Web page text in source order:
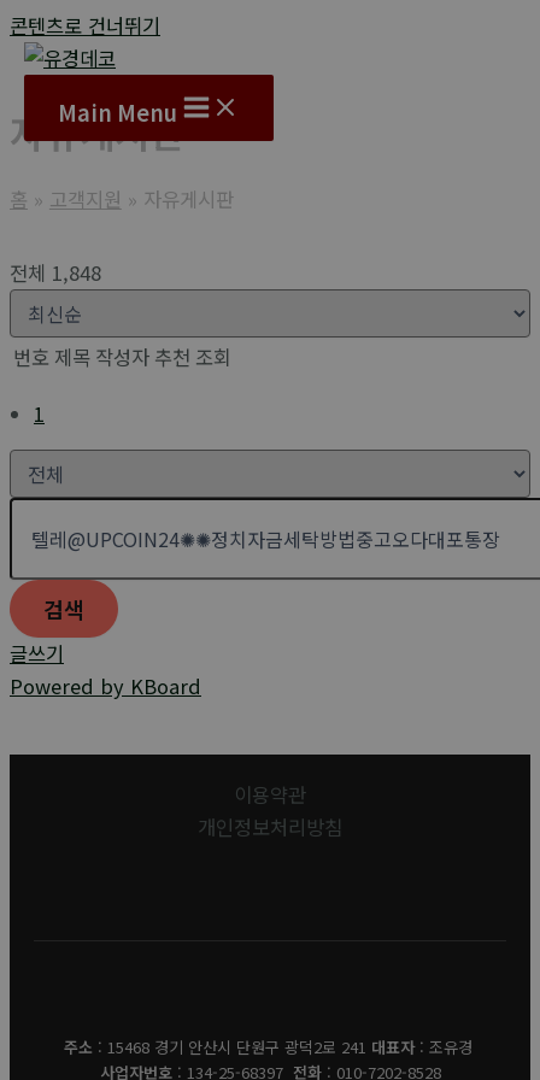
콘텐츠로 건너뛰기
Main Menu
자유게시판
홈 고객지원 자유게시판
전체 1,848
번호 제목 작성자 추천 조회
1
검색
글쓰기
Powered by KBoard
이용약관
개인정보처리방침
주소 : 15468 경기 안산시 단원구 광덕2로 241 대표자: 조유경
사업자번호: 134-25-68397 전화: 010-7202-8528